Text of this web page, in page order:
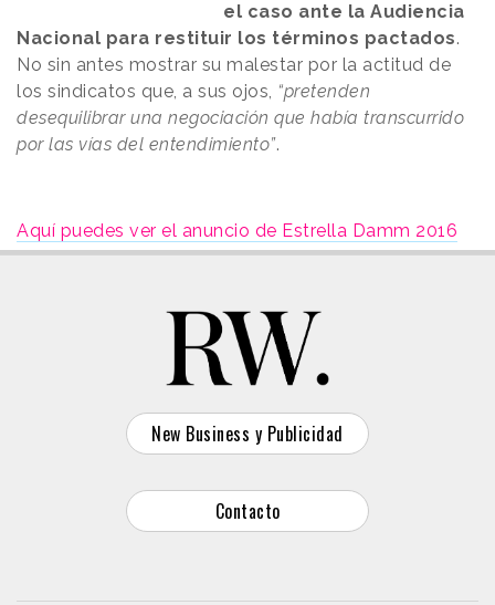
el caso ante la Audiencia
Nacional para restituir los términos pactados.
No sin antes mostrar su malestar por la actitud de
los sindicatos que, a sus ojos, “pretenden
desequilibrar una negociación que había transcurrido
por las vías del entendimiento”.
Aquí puedes ver el anuncio de Estrella Damm 2016
New Business y Publicidad
Contacto